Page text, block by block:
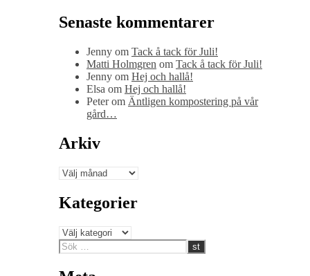
Senaste kommentarer
Jenny om Tack å tack för Juli!
Matti Holmgren om Tack å tack för Juli!
Jenny om Hej och hallå!
Elsa om Hej och hallå!
Peterom Äntligen kompostering på vår
gård…
Arkiv
Arkiv
Kategorier
Kategorier